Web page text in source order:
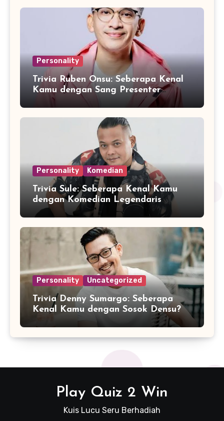
Personality
Trivia Ruben Onsu: Seberapa Kenal
Kamu dengan Sang Presenter
Serbabisa?
Personality Komedian
Trivia Sule: Seberapa Kenal Kamu
dengan Komedian Legendaris
Indonesia?
Personality Uncategorized
Trivia Denny Sumargo: Seberapa
Kenal Kamu dengan Sosok Densu?
Play Quiz 2 Win
Kuis Lucu Seru Berhadiah